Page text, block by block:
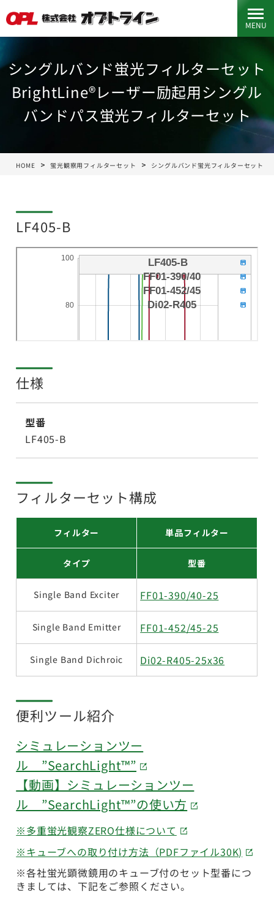
MENU
シングルバンド蛍光フィルターセット
BrightLine®レーザー励起用シングル
バンドパス蛍光フィルターセット
HOME 蛍光観察用フィルターセット シングルバンド蛍光フィルターセット
LF405-B
仕様
型番
LF405-B
フィルターセット構成
フィルター 単品フィルター
タイプ 型番
Single Band Exciter FF01-390/40-25
Single Band Emitter FF01-452/45-25
Single Band Dichroic Di02-R405-25x36
便利ツール紹介
シミュレーションツー
ル ”SearchLight™”
【動画】シミュレーションツー
ル ”SearchLight™”の使い方
※多重蛍光観察ZERO仕様について
※キューブへの取り付け方法（PDFファイル30K)
※各社蛍光顕微鏡用のキューブ付のセット型番につ
きましては、下記をご参照ください。